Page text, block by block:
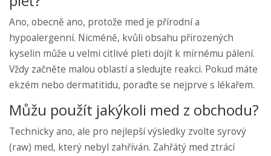
Ano, obecně ano, protože med je přírodní a
hypoalergenní. Nicméně, kvůli obsahu přirozených
kyselin může u velmi citlivé pleti dojít k mírnému pálení.
Vždy začněte malou oblastí a sledujte reakci. Pokud máte
ekzém nebo dermatitidu, poraďte se nejprve s lékařem.
Můžu použít jakýkoli med z obchodu?
Technicky ano, ale pro nejlepší výsledky zvolte syrový
(raw) med, který nebyl zahříván. Zahřátý med ztrácí